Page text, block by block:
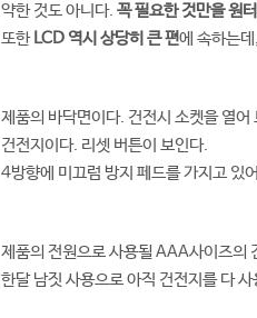
약한 것도 아니다. 꼭 필요한 것만을 원
또한 LCD 역시 상당히 큰 편에 속하는데,
제품의 바닥면이다. 건전시 소켓을 열
건전지이다. 리셋 버튼이 보인다.
4방향에 미끄럼 방지 페드를 가지고 있
제품의 전원으로 사용될 AAA사이즈의
한달 남짓 사용으로 아직 건전지를 다